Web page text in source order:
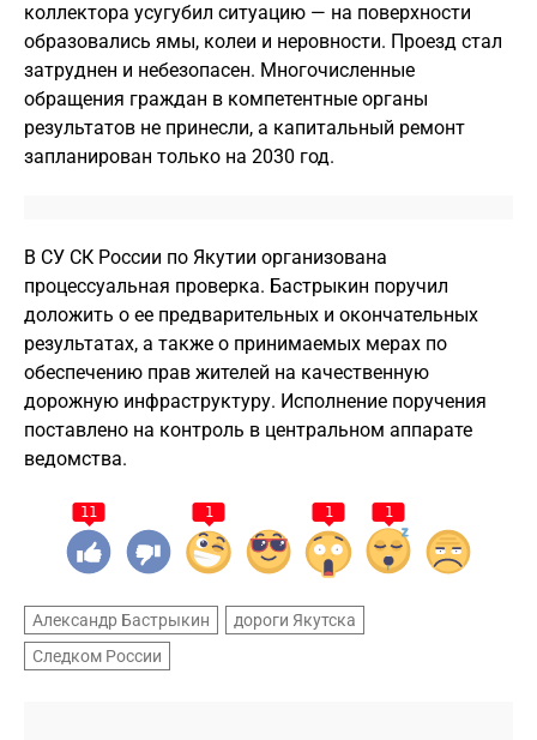
коллектора усугубил ситуацию — на поверхности
образовались ямы, колеи и неровности. Проезд стал
затруднен и небезопасен. Многочисленные
обращения граждан в компетентные органы
результатов не принесли, а капитальный ремонт
запланирован только на 2030 год.
В СУ СК России по Якутии организована
процессуальная проверка. Бастрыкин поручил
доложить о ее предварительных и окончательных
результатах, а также о принимаемых мерах по
обеспечению прав жителей на качественную
дорожную инфраструктуру. Исполнение поручения
поставлено на контроль в центральном аппарате
ведомства.
11 1 1 1
Александр Бастрыкин
дороги Якутска
Следком России